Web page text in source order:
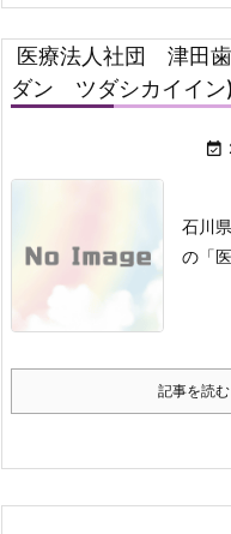
医療法人社団 津田
ダン ツダシカイイン)

石川
の「
記事を読む